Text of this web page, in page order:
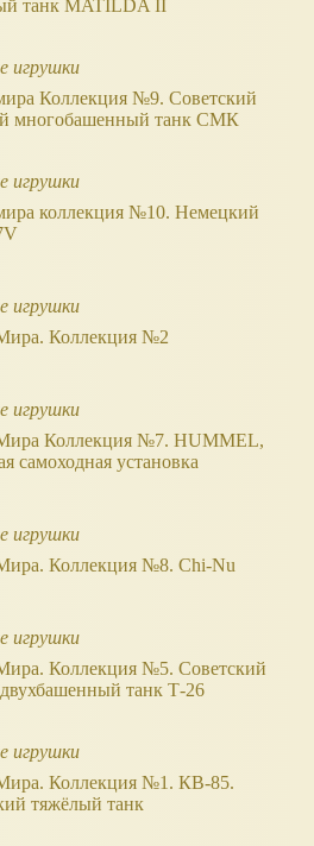
танк MATILDA II
игрушки
Коллекция №9. Советский
многобашенный танк СМК
игрушки
коллекция №10. Немецкий
игрушки
Коллекция №2
игрушки
Коллекция №7. HUMMEL,
самоходная установка
игрушки
Коллекция №8. Chi-Nu
игрушки
Коллекция №5. Советский
танк Т-26
игрушки
Коллекция №1. КВ-85.
тяжёлый танк